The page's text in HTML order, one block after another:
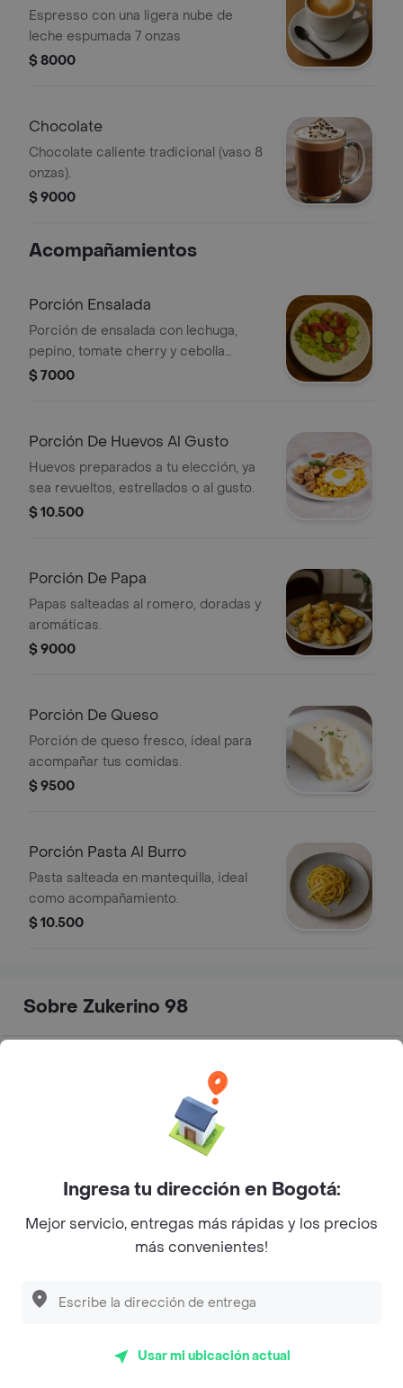
Espresso con una ligera nube de
leche espumada 7 onzas
$ 8000
Chocolate
Chocolate caliente tradicional (vaso 8
onzas).
$ 9000
Acompañamientos
Porción Ensalada
Porción de ensalada con lechuga,
pepino, tomate cherry y cebolla
encurtida.
$ 7000
Porción De Huevos Al Gusto
Huevos preparados a tu elección, ya
sea revueltos, estrellados o al gusto.
$ 10.500
Porción De Papa
Papas salteadas al romero, doradas y
aromáticas.
$ 9000
Porción De Queso
Porción de queso fresco, ideal para
acompañar tus comidas.
$ 9500
Porción Pasta Al Burro
Pasta salteada en mantequilla, ideal
como acompañamiento.
$ 10.500
Sobre Zukerino 98
Bogotá, Colombia
Postres
Huevos De La Sabana
Desayuno Zukerino cuesta $
27.000
Huevos Al Gusto cuesta $
Huev0s Toscanos cuesta $
25.000
cuesta $ 11.900
Ingresa tu dirección en Bogotá:
Mejor servicio, entregas más rápidas y los precios
más convenientes!
Usar mi ubicación actual